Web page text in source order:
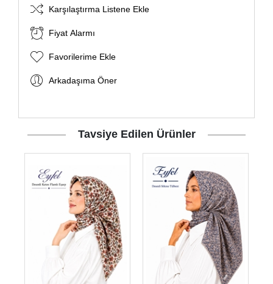
Karşılaştırma Listene Ekle
Fiyat Alarmı
Favorilerime Ekle
Arkadaşıma Öner
Tavsiye Edilen Ürünler